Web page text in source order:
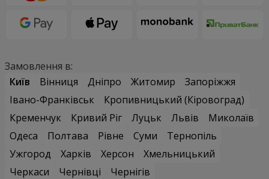
Замовлення в:
Київ
Вінниця Дніпро Житомир
Запоріжжя
Івано-Франківськ
Кропивницький (Кіровоград)
Кременчук
Кривий Ріг Луцьк Львів
Миколаїв
Одеса
Полтава Рівне Суми
Тернопіль
Ужгород
Харків Херсон
Хмельницький
Черкаси
Чернівці
Чернігів